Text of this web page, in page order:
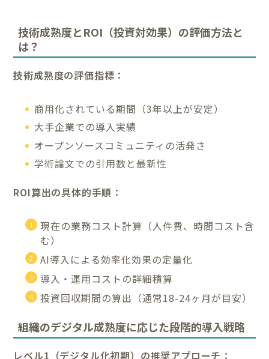
技術成熟度とROI（投資対効果）の評価方法と
は？
技術成熟度の評価指標：
商用化されている期間（3年以上が安定）
大手企業での導入実績
オープンソースコミュニティの活発さ
学術論文での引用数と最新性
ROI算出の具体的手順：
現在の業務コスト計算（人件費、時間コスト含
む）
AI導入による効率化効果の定量化
導入・運用コストの詳細積算
投資回収期間の算出（通常18-24ヶ月が目安）
組織のデジタル成熟度に応じた段階的導入戦略
レベル1（デジタル化初期）の推奨アプローチ：